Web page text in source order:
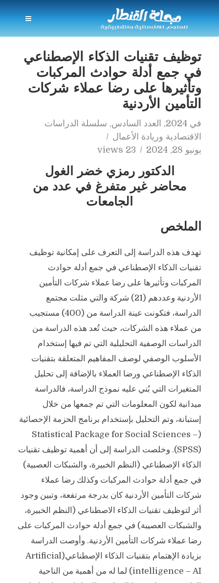
توظيف تقنيات الذكاء الإصطناعي
في جمع أدلة حوادث المركبات
وتأثيرها على رضا عملاء شركات
التأمين الأردنية
في 2024
, العدد السادس, سلسلة الدراسات
الاقتصادية وريادة الأعمال
يونيو 28, 2024
23 views
الدكتور رمزي خضر الغول
محاضر غير متفرغ في عدد من
الجامعات
الملخص
تهدف هذه الدراسة إلى التعرف على إمكانية توظيف
تقنيات الذكاء الإصطناعي في جمع أدلة حوادث
المركبات وتأثيرها على رضا عملاء شركات التأمين
الأردنية وعددهم (21) شركة والتي مثلت مجتمع
الدراسة، فتكونت عينة الدراسة من (400) مستجيب
من عملاء هذه الشركات، حيث تُعد هذه الدراسة من
الدراسات الوصفية التحليلية التي تم فيها إستخدام
الأسلوب الوصفي لوصف المفاهيم المتعلقة بتقنيات
الذكاء الإصطناعي ورضا العملاء بالإضافة إلى تحليل
المتغيرات التي بُني عليه نموذج الدراسة، فالدراسة
ميدانية لكون المعلومات التي تم جمعها من خلال
إستبانة، وتم التحليل بإستخدام برنامج الحزمة الإحصائية
(Statistical Package for Social Sciences –
(SPSS). وخلصت الدراسة إلى أن أهمية توظيف تقنيات
الذكاء الإصطناعي (النظم الخبيرة، والشبكات العصبية)
في جمع أدلة حوادث المركبات وكذلك رضا عملاء
شركات التأمين الأردنية كان بدرجة مرتفعة، وتبين وجود
أثر لتوظيف تقنيات الذكاء الاصطناعي (النظم الخبيرة،
والشبكات العصيبة) في جمع أدلة حوادث المركبات على
رضا عملاء شركات التأمين الأردنية. وأوصت الدراسة
بزيادة الإهتمام بتقنيات الذكاء الإصطناعي(Artificial
intelligence – AI) لما له من أهمية من الناحية